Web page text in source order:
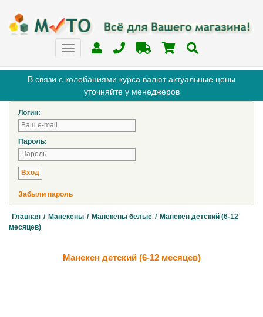
В связи с колебаниями курса валют актуальные цены
уточняйте у менеджеров
Логин:
Пароль:
Забыли пароль
Главная / Манекены / Манекены белые / Манекен детский (6-12
месяцев)
Манекен детский (6-12 месяцев)